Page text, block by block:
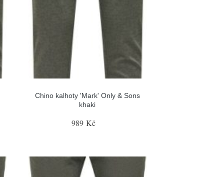
Chino kalhoty 'Mark' Only & Sons
khaki
989 Kč